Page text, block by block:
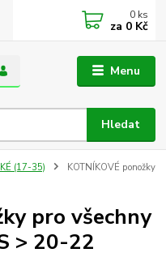
Menu
Hledat
0 ks
za 0 Kč
(17-35)
KOTNÍKOVÉ ponožky
pro všechny
> 20-22